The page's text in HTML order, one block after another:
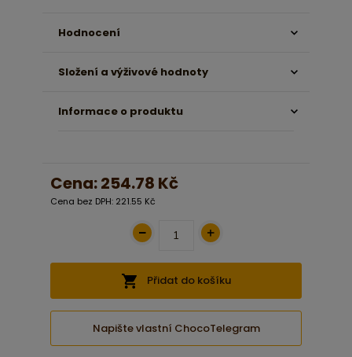
Hodnocení
Složení a výživové hodnoty
Informace o produktu
Cena:254.78 Kč
Cena bez DPH: 221.55 Kč
Přidat do košíku
Napište vlastní ChocoTelegram